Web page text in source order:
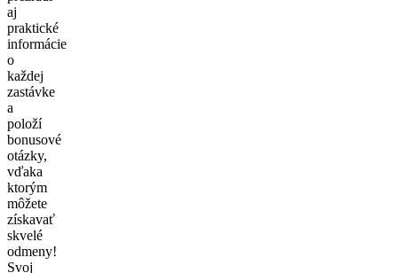
aj
praktické
informácie
o
každej
zastávke
a
položí
bonusové
otázky,
vďaka
ktorým
môžete
získavať
skvelé
odmeny!
Svoj